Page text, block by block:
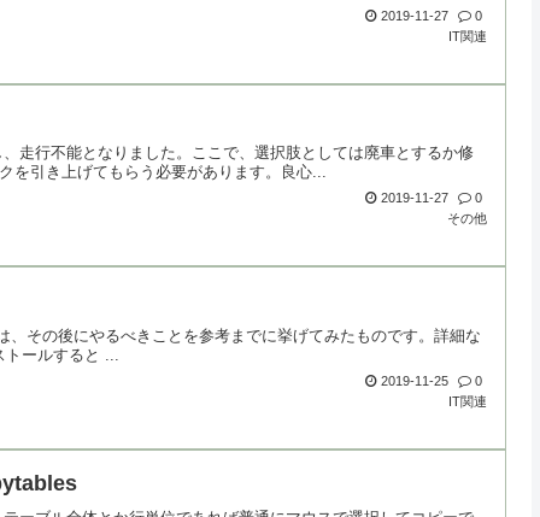
2019-11-27
0
IT関連
走行不能となりました。ここで、選択肢としては廃車とするか修
引き上げてもらう必要があります。良心...
2019-11-27
0
その他
その後にやるべきことを参考までに挙げてみたものです。詳細な
ールすると ...
2019-11-25
0
IT関連